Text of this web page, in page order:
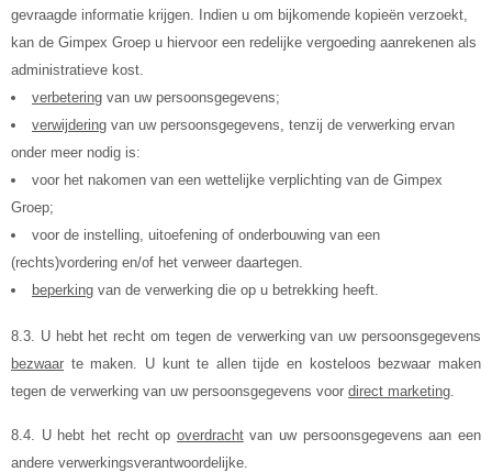
gevraagde informatie krijgen. Indien u om bijkomende kopieën verzoekt,
kan de Gimpex Groep u hiervoor een redelijke vergoeding aanrekenen als
administratieve kost.
verbetering van uw persoonsgegevens;
verwijdering van uw persoonsgegevens, tenzij de verwerking ervan
onder meer nodig is:
voor het nakomen van een wettelijke verplichting van de Gimpex
Groep;
voor de instelling, uitoefening of onderbouwing van een
(rechts)vordering en/of het verweer daartegen.
beperking van de verwerking die op u betrekking heeft.
8.3. U hebt het recht om tegen de verwerking van uw persoonsgegevens
bezwaar te maken. U kunt te allen tijde en kosteloos bezwaar maken
tegen de verwerking van uw persoonsgegevens voor direct marketing
8.4. U hebt het recht op overdrachtvan uw persoonsgegevens aan een
andere verwerkingsverantwoordelijke.